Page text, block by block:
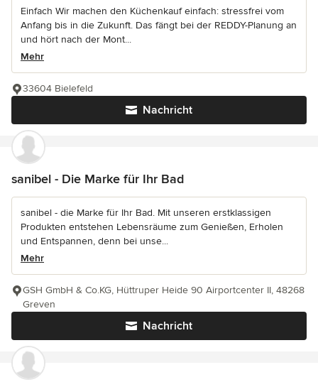
Einfach Wir machen den Küchenkauf einfach: stressfrei vom
Anfang bis in die Zukunft. Das fängt bei der REDDY-Planung an
und hört nach der Mont...
Mehr
Nachricht
33604 Bielefeld
sanibel - Die Marke für Ihr Bad
sanibel - die Marke für Ihr Bad. Mit unseren erstklassigen
Produkten entstehen Lebensräume zum Genießen, Erholen
und Entspannen, denn bei unse...
Mehr
Nachricht
GSH GmbH & Co.KG, Hüttruper Heide 90 Airportcenter II, 48268
Greven